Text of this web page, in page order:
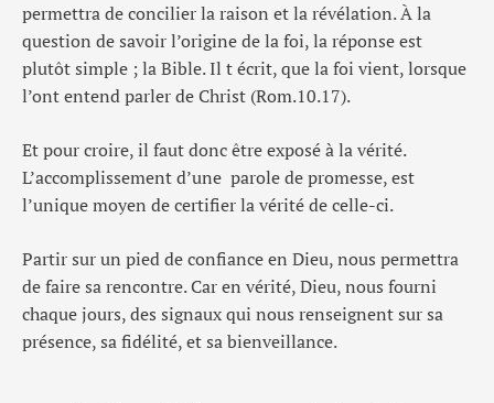
permettra de concilier la raison et la révélation. À la
question de savoir l’origine de la foi, la réponse est
plutôt simple ; la Bible. Il t écrit, que la foi vient, lorsque
l’ont entend parler de Christ (Rom.10.17).
Et pour croire, il faut donc être exposé à la vérité.
L’accomplissement d’une parole de promesse, est
l’unique moyen de certifier la vérité de celle-ci.
Partir sur un pied de confiance en Dieu, nous permettra
de faire sa rencontre. Car en vérité, Dieu, nous fourni
chaque jours, des signaux qui nous renseignent sur sa
présence, sa fidélité, et sa bienveillance.